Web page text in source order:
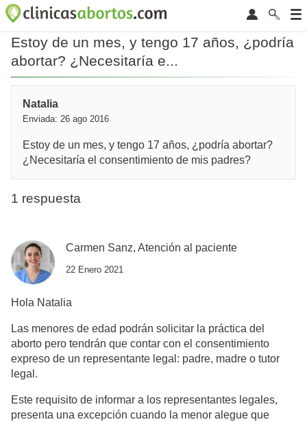
Estoy de un mes, y tengo 17 años, ¿podría
abortar? ¿Necesitaría e...
Natalia
Enviada: 26 ago 2016
Estoy de un mes, y tengo 17 años, ¿podría abortar?
¿Necesitaría el consentimiento de mis padres?
1 respuesta
Carmen Sanz, Atención al paciente
22 Enero 2021
Hola Natalia
Las menores de edad podrán solicitar la práctica del
aborto pero tendrán que contar con el consentimiento
expreso de un representante legal: padre, madre o tutor
legal.
Este requisito de informar a los representantes legales,
presenta una excepción cuando la menor alegue que